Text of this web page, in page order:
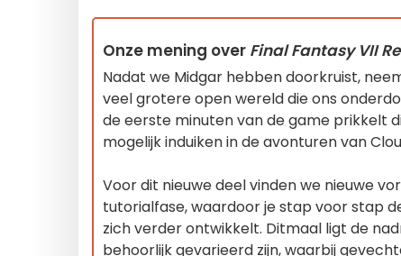
Onze mening over Final Fantasy VII
Nadat we Midgar hebben doorkruist,
veel grotere open wereld die ons
de eerste minuten van de game prikkelt
mogelijk induiken in de avonturen van
Voor dit nieuwe deel vinden we nieuwe
tutorialfase, waardoor je stap voor stap
zich verder ontwikkelt. Ditmaal ligt de
behoorlijk gevarieerd zijn, waarbij